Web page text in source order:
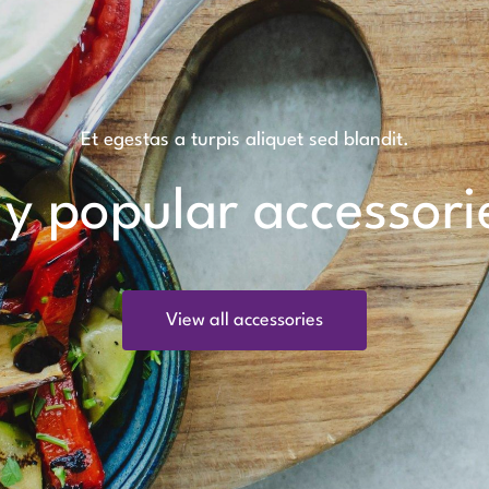
Et egestas a turpis aliquet sed blandit.
popular
View all accessories